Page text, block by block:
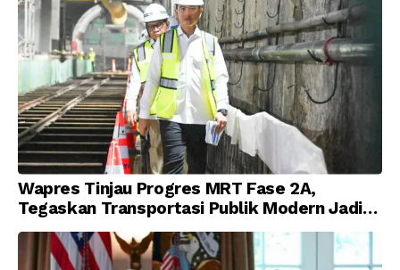
Wapres Tinjau Progres MRT Fase 2A,
Tegaskan Transportasi Publik Modern Jadi
Prioritas Nasional